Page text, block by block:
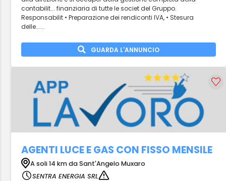
contabilit... finanziaria di tutte le societ del Gruppo.
Responsabilit • Preparazione dei rendiconti IVA, • Stesura
delle......
GUARDA L'ANNUNCIO
AGENTI LUCE E GAS CON FISSO MENSILE
A soli 14 km da Sant'Angelo Muxaro
SENTRA ENERGIA SRL